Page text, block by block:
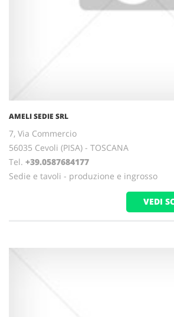
AMELI SEDIE SRL
7, Via Commercio
56035 Cevoli (PISA) - TOSCANA
Tel. +39.0587684177
Sedie e tavoli - produzione e ingrosso
VEDI